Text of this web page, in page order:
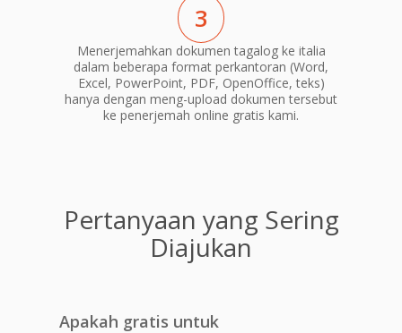
3
Menerjemahkan dokumen tagalog ke italia
dalam beberapa format perkantoran (Word,
Excel, PowerPoint, PDF, OpenOffice, teks)
hanya dengan meng-upload dokumen tersebut
ke penerjemah online gratis kami.
Pertanyaan yang Sering
Diajukan
Apakah gratis untuk